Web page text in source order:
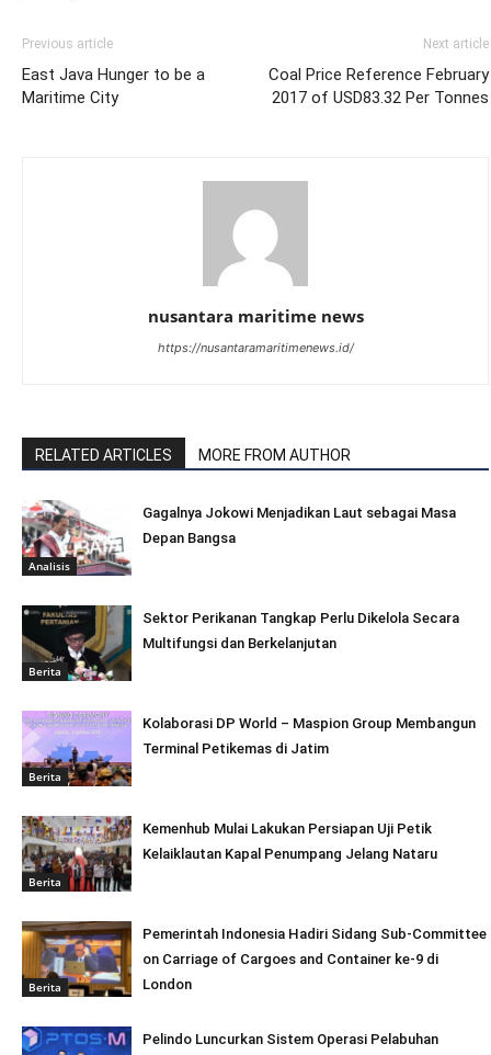
Previous article
East Java Hunger to be a
Maritime City
Next article
Coal Price Reference February
2017 of USD83.32 Per Tonnes
nusantara maritime news
https://nusantaramaritimenews.id/
RELATED ARTICLES MORE FROM AUTHOR
Analisis
Gagalnya Jokowi Menjadikan Laut sebagai Masa
Depan Bangsa
Berita
Sektor Perikanan Tangkap Perlu Dikelola Secara
Multifungsi dan Berkelanjutan
Berita
Kolaborasi DP World – Maspion Group Membangun
Terminal Petikemas di Jatim
Berita
Kemenhub Mulai Lakukan Persiapan Uji Petik
Kelaiklautan Kapal Penumpang Jelang Nataru
Berita
Pemerintah Indonesia Hadiri Sidang Sub-Committee
on Carriage of Cargoes and Container ke-9 di
London
Pelindo Luncurkan Sistem Operasi Pelabuhan